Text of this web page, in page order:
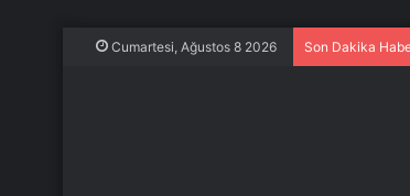
Cumartesi, Ağustos 8 2026 Son Dakika